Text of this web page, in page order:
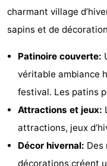
charmant village
sapins et de
Patinoire couverte:
véritable ambiance
festival. Les patins
Attractions et jeux:
attractions, jeux
Décor hivernal: Des
décorations créent